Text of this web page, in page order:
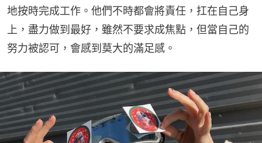
地按時完成工作。他們不時都會將責任，扛在自己身
上，盡力做到最好，雖然不要求成焦點，但當自己的
努力被認可，會感到莫大的滿足感。